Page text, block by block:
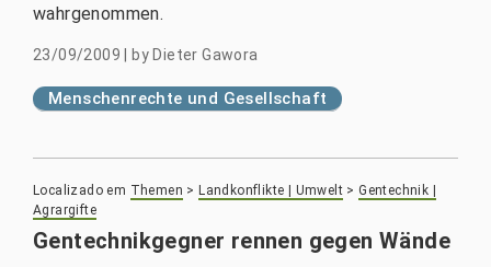
wahrgenommen.
23/09/2009 by Dieter Gawora
Menschenrechte und Gesellschaft
Localizado em Themen > Landkonflikte | Umwelt >Gentechnik |
Agrargifte
Gentechnikgegner rennen gegen Wände